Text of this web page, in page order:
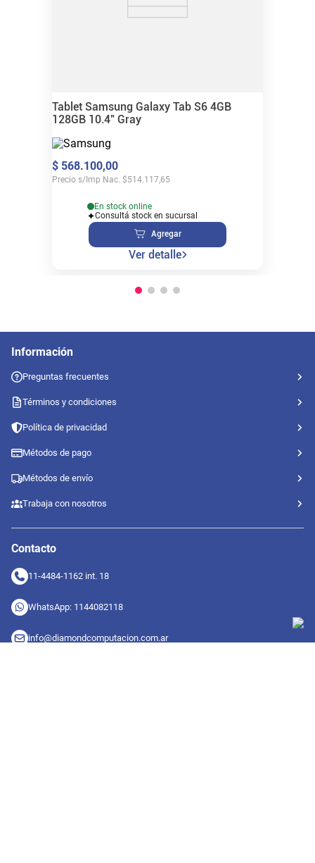
Tablet Samsung Galaxy Tab S6 4GB
128GB 10.4" Gray
$ 568.100,00
Precio s/Imp Nac. $514.117,65
En stock online
Consultá stock en sucursal
Agregar
Ver detalle
Información
Preguntas frecuentes
Términos y condiciones
Política de privacidad
Métodos de pago
Métodos de envío
Trabaja con nosotros
Contacto
11-4484-1162 int. 18
WhatsApp: 1144082118
info@diamondcomputacion.com.ar